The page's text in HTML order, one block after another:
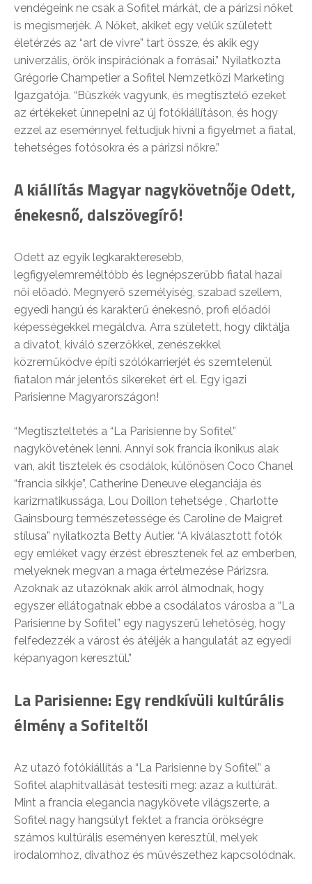
vendégeink ne csak a Sofitel márkát, de a párizsi nőket
is megismerjék. A Nőket, akiket egy velük született
életérzés az “art de vivre” tart össze, és akik egy
univerzális, örök inspirációnak a forrásai.” Nyilatkozta
Grégorie Champetier a Sofitel Nemzetközi Marketing
Igazgatója. “Büszkék vagyunk, és megtisztelő ezeket
az értékeket ünnepelni az új fotókiállításon, és hogy
ezzel az eseménnyel feltudjuk hívni a figyelmet a fiatal,
tehetséges fotósokra és a párizsi nőkre.”
A kiállítás Magyar nagykövetnője Odett,
énekesnő, dalszövegíró!
Odett az egyik legkarakteresebb,
legfigyelemreméltóbb és legnépszerűbb fiatal hazai
női előadó. Megnyerő személyiség, szabad szellem,
egyedi hangú és karakterű énekesnő, profi előadói
képességekkel megáldva. Arra született, hogy diktálja
a divatot, kiváló szerzőkkel, zenészekkel
közreműködve építi szólókarrierjét és szemtelenül
fiatalon már jelentős sikereket ért el. Egy igazi
Parisienne Magyarországon!
“Megtiszteltetés a “La Parisienne by Sofitel”
nagykövetének lenni. Annyi sok francia ikonikus alak
van, akit tisztelek és csodálok, különösen Coco Chanel
“francia sikkje”, Catherine Deneuve eleganciája és
karizmatikussága, Lou Doillon tehetsége , Charlotte
Gainsbourg természetessége és Caroline de Maigret
stílusa” nyilatkozta Betty Autier. “A kiválasztott fotók
egy emléket vagy érzést ébresztenek fel az emberben,
melyeknek megvan a maga értelmezése Párizsra.
Azoknak az utazóknak akik arról álmodnak, hogy
egyszer ellátogatnak ebbe a csodálatos városba a “La
Parisienne by Sofitel” egy nagyszerű lehetőség, hogy
felfedezzék a várost és átéljék a hangulatát az egyedi
képanyagon keresztül.”
La Parisienne: Egy rendkívüli kultúrális
élmény a Sofiteltől
Az utazó fotókiállítás a “La Parisienne by Sofitel” a
Sofitel alaphitvallását testesíti meg: azaz a kultúrát.
Mint a francia elegancia nagykövete világszerte, a
Sofitel nagy hangsúlyt fektet a francia örökségre
számos kultúrális eseményen keresztül, melyek
irodalomhoz, divathoz és művészethez kapcsolódnak.